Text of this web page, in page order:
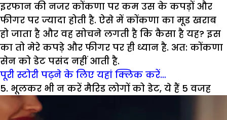
इरफान की नजर कोंकणा पर कम उस के कपड़ों और
फीगर पर ज्यादा होती है. ऐसे में कोंकणा का मूड खराब
हो जाता है और वह सोचने लगती है कि कैसा है यह? इस
का तो मेरे कपड़े और फीगर पर ही ध्यान है. अत: कोंकणा
सेन को डेट पसंद नहीं आती है.
पूरी स्टोरी पढ़ने के लिए यहां क्लिक करें…
5. भूलकर भी न करें मैरिड लोगों को डेट, ये हैं 5 वजह